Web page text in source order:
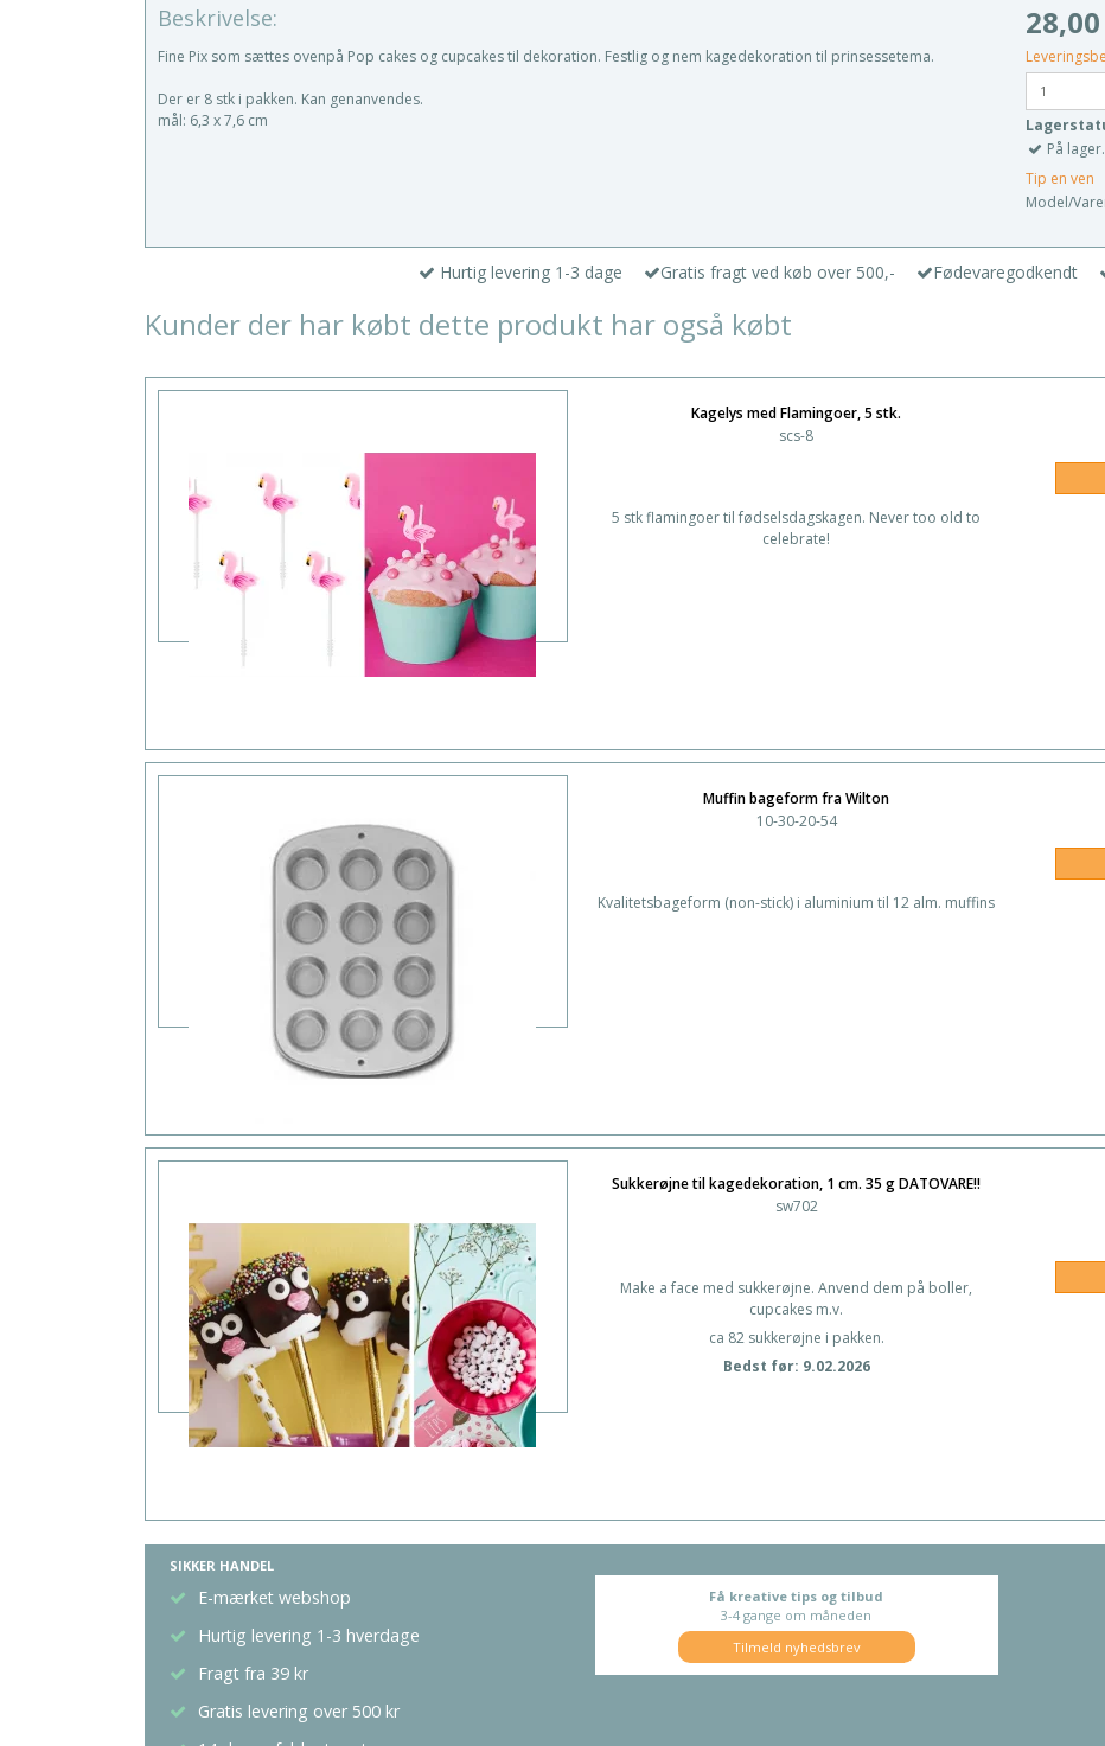
Beskrivelse:
Fine Pix som sættes ovenpå Pop cakes og cupcakes til dekoration. Festlig og nem kagedekoration til prinsessetema.
Der er 8 stk i pakken. Kan genanvendes.
mål: 6,3 x 7,6 cm
På lager.
Tip en ven
Model/
Hurtig levering 1-3 dage Gratis fragt ved køb over 500,- Fødevaregodkendt
Kunder der har købt dette produkt har også købt
Kagelys med Flamingoer, 5 stk.
scs-8
5 stk flamingoer til fødselsdagskagen. Never too old to
celebrate!
Muffin bageform fra Wilton
10-30-20-54
Kvalitetsbageform (non-stick) i aluminium til 12 alm. muffins
Sukkerøjne til kagedekoration, 1 cm. 35 g DATOVARE!!
sw702
Make a face med sukkerøjne. Anvend dem på boller,
cupcakes m.v.
ca 82 sukkerøjne i pakken.
Bedst før: 9.02.2026
SIKKER HANDEL
E-mærket webshop
Hurtig levering 1-3 hverdage
Fragt fra 39 kr
Gratis levering over 500 kr
Få kreative tips og tilbud
3-4 gange om måneden
Tilmeld nyhedsbrev